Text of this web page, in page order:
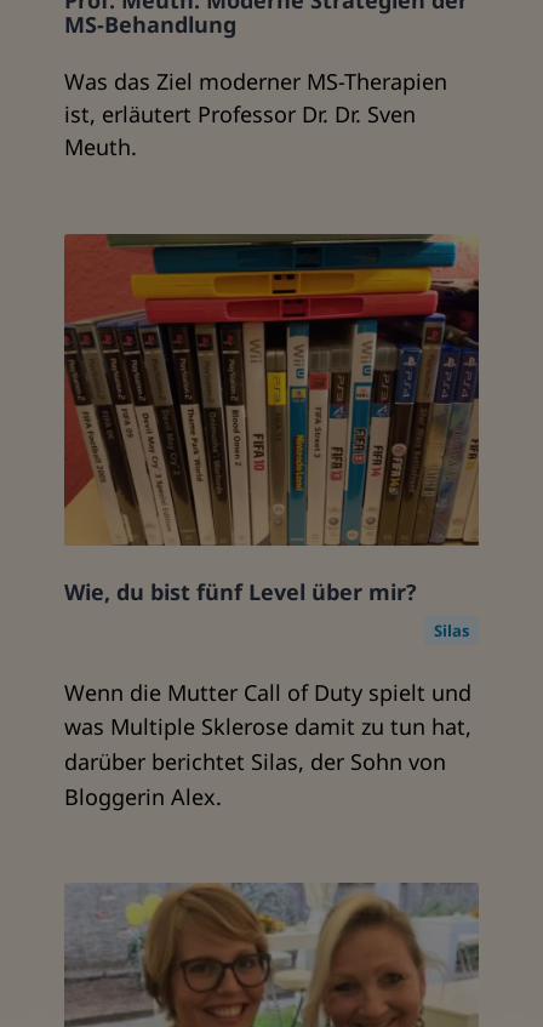
MS-Behandlung
Was das Ziel moderner MS-Therapien
ist, erläutert Professor Dr. Dr. Sven
Meuth.
Wie, du bist fünf Level über mir?
Silas
Wenn die Mutter Call of Duty spielt und
was Multiple Sklerose damit zu tun hat,
darüber berichtet Silas, der Sohn von
Bloggerin Alex.